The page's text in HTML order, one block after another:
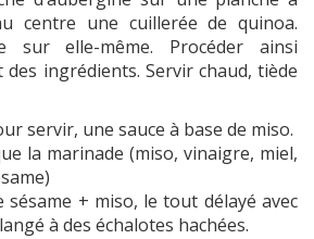
centre une cuillerée de quinoa.
sur elle-même. Procéder ainsi
des ingrédients. Servir chaud, tiède
servir, une sauce à base de miso.
la marinade (miso, vinaigre, miel,
sésame + miso, le tout délayé avec
à des échalotes hachées.